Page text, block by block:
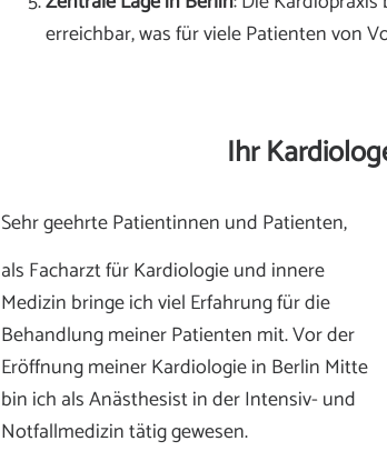
erreichbar, was für viele Patienten von
Ihr
Sehr geehrte Patientinnen und Patienten,
als Facharzt für Kardiologie und innere
Medizin bringe ich viel Erfahrung für die
Behandlung meiner Patienten mit. Vor der
Eröffnung meiner Kardiologie in Berlin Mitte
bin ich als Anästhesist in der Intensiv- und
Notfallmedizin tätig gewesen.